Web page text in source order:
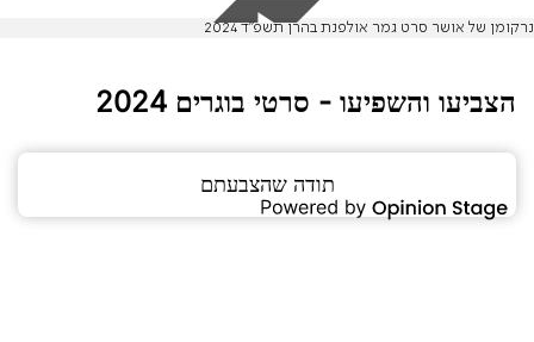
נרקומן של אושר סרט גמר אולפנת בהרן תשפ"ד 2024